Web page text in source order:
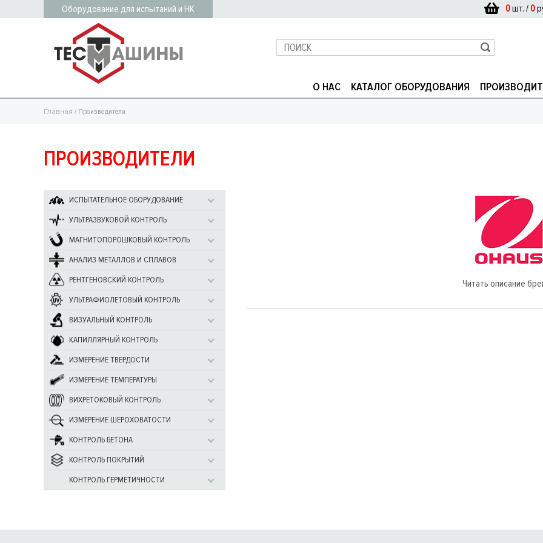
Оборудование для испытаний и НК 0шт. /0
О НАС КАТАЛОГ ОБОРУДОВАНИЯ
Главная / Производители
ПРОИЗВОДИТЕЛИ
ИСПЫТАТЕЛЬНОЕ ОБОРУДОВАНИЕ
УЛЬТРАЗВУКОВОЙ КОНТРОЛЬ
МАГНИТОПОРОШКОВЫЙ КОНТРОЛЬ
АНАЛИЗ МЕТАЛЛОВ И СПЛАВОВ
РЕНТГЕНОВСКИЙ КОНТРОЛЬ
УЛЬТРАФИОЛЕТОВЫЙ КОНТРОЛЬ
ВИЗУАЛЬНЫЙ КОНТРОЛЬ
КАПИЛЛЯРНЫЙ КОНТРОЛЬ
ИЗМЕРЕНИЕ ТВЕРДОСТИ
ИЗМЕРЕНИЕ ТЕМПЕРАТУРЫ
ВИХРЕТОКОВЫЙ КОНТРОЛЬ
ИЗМЕРЕНИЕ ШЕРОХОВАТОСТИ
КОНТРОЛЬ БЕТОНА
КОНТРОЛЬ ПОКРЫТИЙ
КОНТРОЛЬ ГЕРМЕТИЧНОСТИ
Читать описание